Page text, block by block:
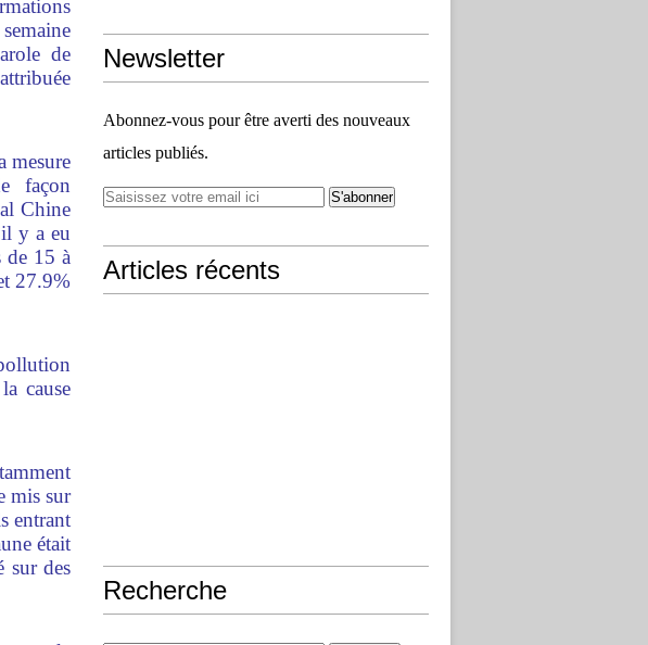
de
mesure
façon
Chine
y a eu
de 15 à
27.9%
cause
mis sur
entrant
était
sur des
Newsletter
Abonnez-vous pour être averti des nouveaux
articles publiés.
Articles récents
Recherche